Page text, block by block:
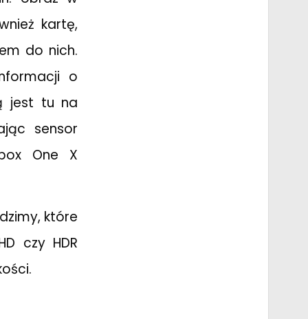
kartę,
do nich.
o
jest tu na
sensor
One X
które
czy HDR